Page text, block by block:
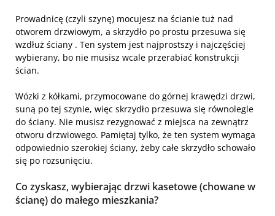
Prowadnicę (czyli szynę) mocujesz na ścianie tuż nad
otworem drzwiowym, a skrzydło po prostu przesuwa się
wzdłuż ściany . Ten system jest najprostszy i najczęściej
wybierany, bo nie musisz wcale przerabiać konstrukcji
ścian.
Wózki z kółkami, przymocowane do górnej krawędzi drzwi,
suną po tej szynie, więc skrzydło przesuwa się równolegle
do ściany. Nie musisz rezygnować z miejsca na zewnątrz
otworu drzwiowego. Pamiętaj tylko, że ten system wymaga
odpowiednio szerokiej ściany, żeby całe skrzydło schowało
się po rozsunięciu.
Co zyskasz, wybierając drzwi kasetowe (chowane w
ścianę) do małego mieszkania?